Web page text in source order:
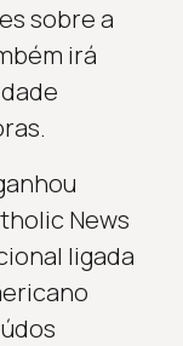
sobre a
irá
News
ligada